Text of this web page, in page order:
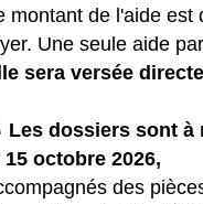
montant de l'aide est
Une seule aide
sera versée
Les dossiers sont à
15 octobre 2026,
des